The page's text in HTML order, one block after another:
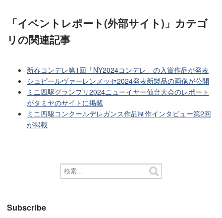
「イベントレポート(外部サイト)」カテゴ
リの関連記事
新春コンデレ第1回「NY2024コンデレ」の入賞作品が発表
シュピールヴァーレンメッセ2024発表新製品の画像が公開
ミニ四駆グランプリ2024ニューイヤー仙台大会のレポート
がタミヤのサイトに掲載
ミニ四駆コンクールデレガンス作品制作インタビュー第2回
が掲載
Subscribe